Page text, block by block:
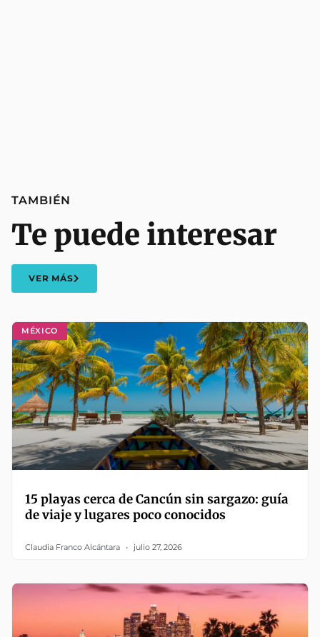
MÉXICO
15 playas cerca de Cancún sin sargazo: guía
de viaje y lugares poco conocidos
Claudia Franco Alcántara julio 27, 2026
TAMBIÉN
Te puede interesar
VER MÁS